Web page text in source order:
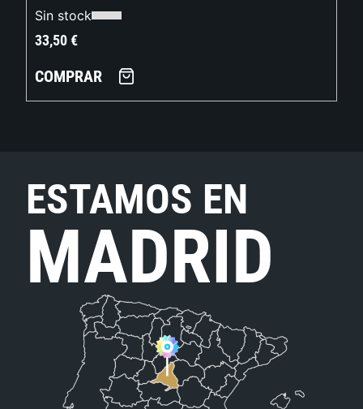
Sin stock
33,50€
COMPRAR
ESTAMOS EN
MADRID